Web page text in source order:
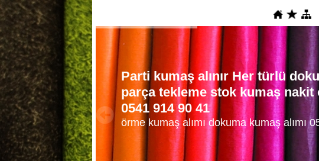
Parti kumaş alınır Her türlü
parça tekleme stok kumaş nakit
0541 914 90 41
örme kumaş alımı dokuma kumaş alımı